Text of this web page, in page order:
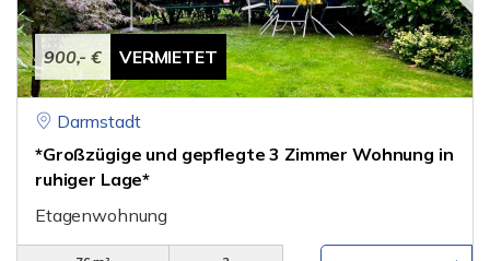
900,- € VERMIETET
Darmstadt
*Großzügige und gepflegte 3 Zimmer Wohnung in
ruhiger Lage*
Etagenwohnung